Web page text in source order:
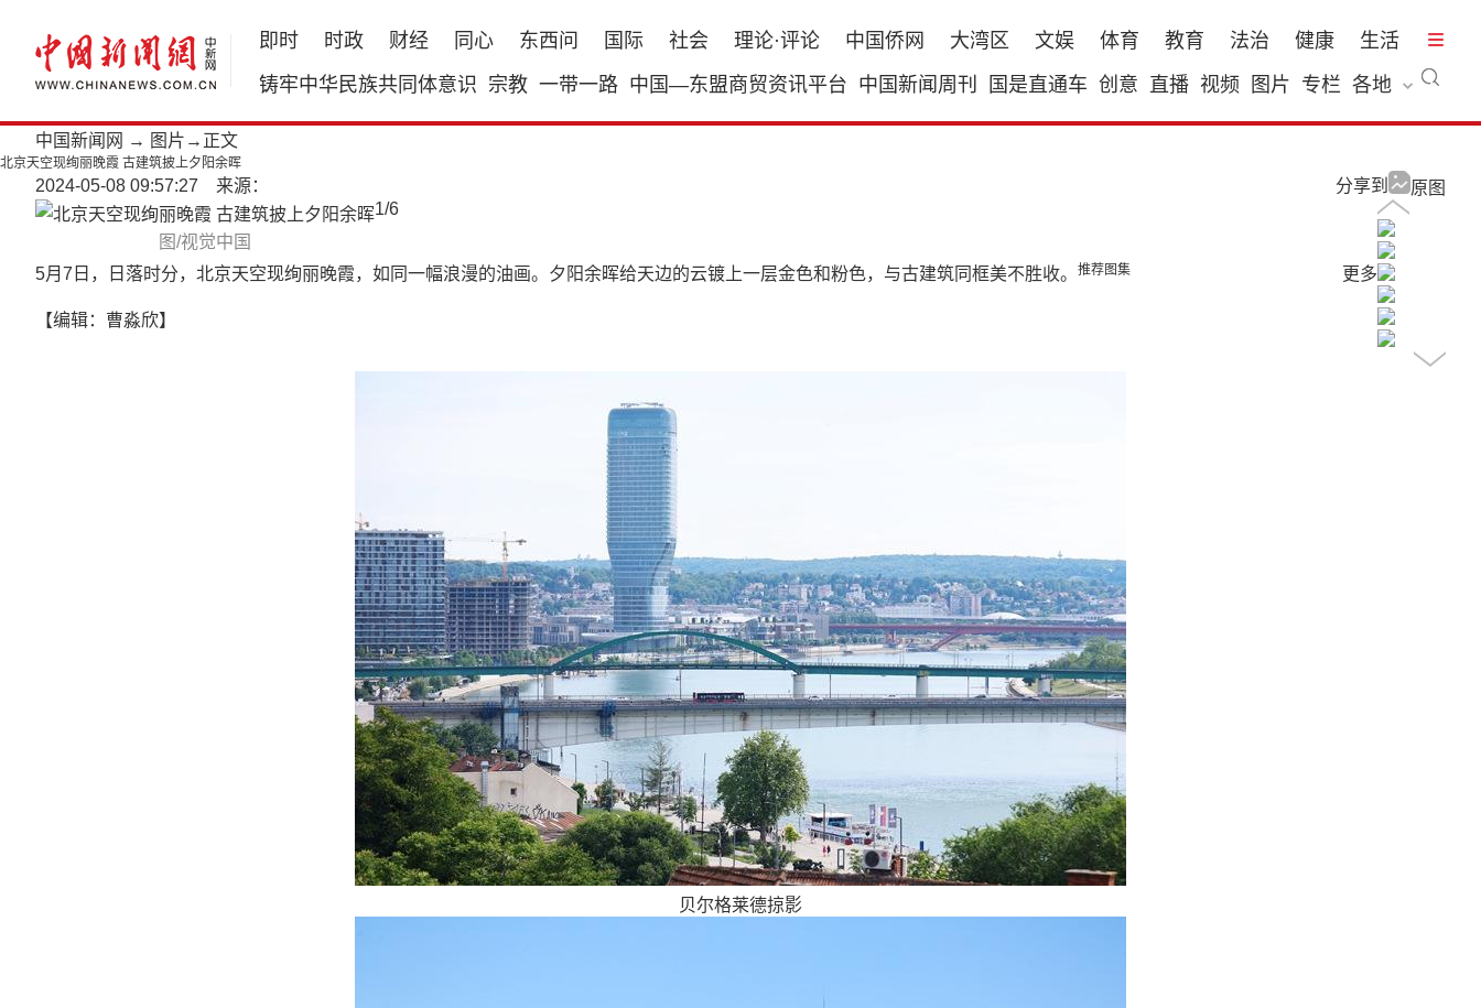
即时 时政 财经 同心 东西问 国际 社会 理论·评论 中国侨网 大湾区 文娱 体育 教育 法治 健康
生活
铸牢中华民族共同体意识 宗教 一带一路 中国—东盟商贸资讯平台 中国新闻周刊 国是直通车 创意 直播 视频 图片 专栏 各地
中国新闻网 → 图片 →正文
北京天空现绚丽晚霞 古建筑披上夕阳余晖
2024-05-08 09:57:27 来源： 原图
分享到
图/视觉中国
1/6
5月7日，日落时分，北京天空现绚丽晚霞，如同一幅浪漫的油画。夕阳余晖给天边的云镀上一层金色和粉色，与古建筑同框美不胜收。
【编辑：曹淼欣】
推荐图集 更多
贝尔格莱德掠影